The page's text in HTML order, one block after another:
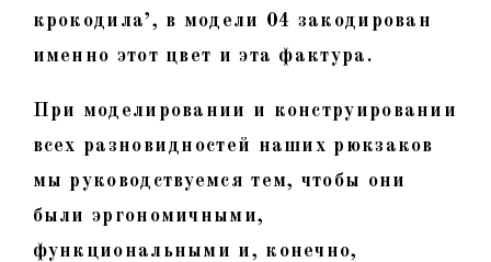
крокодила’, в модели 04 закодирован
именно этот цвет и эта фактура.
При моделировании и конструировании
всех разновидностей наших рюкзаков
мы руководствуемся тем, чтобы они
были эргономичными,
функциональными и, конечно,